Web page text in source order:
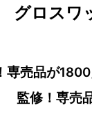
グロスワ
売品が
監修！専売